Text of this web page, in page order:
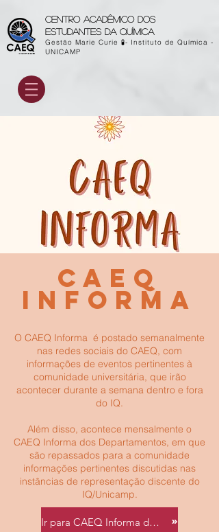
Centro acadêmico dos
estudantes da química
Gestão Marie Curie 🧪- Instituto de Química -
UNICAMP
CAEQ
informa
O CAEQ Informa é postado semanalmente
nas redes sociais do CAEQ, com
informações de eventos pertinentes à
comunidade universitária, que irão
acontecer durante a semana dentro e fora
do IQ.
Além disso, acontece mensalmente o
CAEQ Informa dos Departamentos, em que
são repassados para a comunidade
informações pertinentes discutidas nas
instâncias de representação discente do
IQ/Unicamp.
Ir para CAEQ Informa dos Departamentos